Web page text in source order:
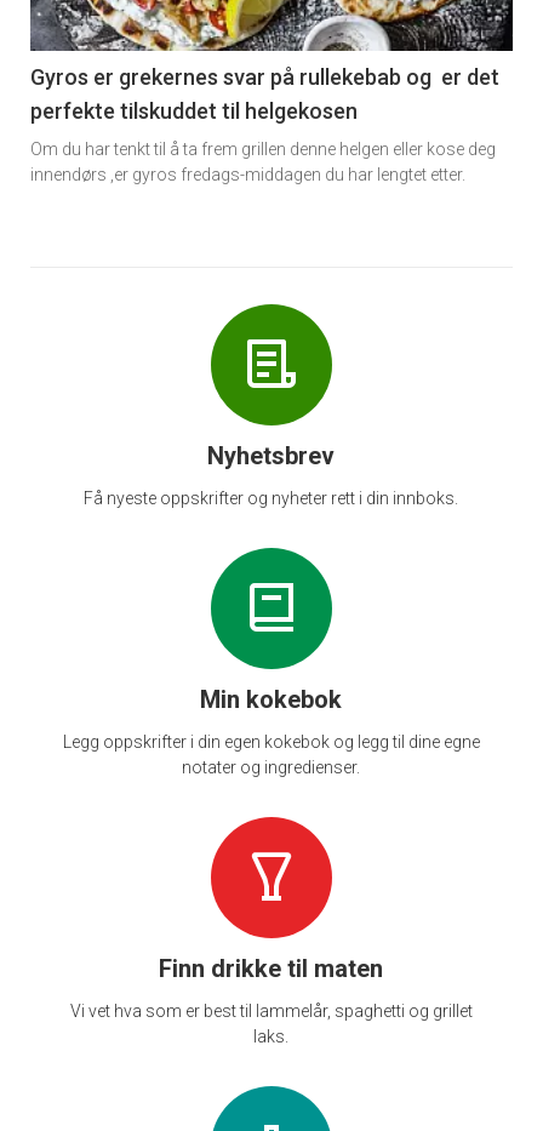
-
6
Gyros er grekernes svar på rullekebab og er det
perfekte tilskuddet til helgekosen
Om du har tenkt til å ta frem grillen denne helgen eller kose deg
innendørs ,er gyros fredags-middagen du har lengtet etter.
Nyhetsbrev
Få nyeste oppskrifter og nyheter rett i din innboks.
Min kokebok
Legg oppskrifter i din egen kokebok og legg til dine egne
notater og ingredienser.
Finn drikke til maten
Vi vet hva som er best til lammelår, spaghetti og grillet
laks.